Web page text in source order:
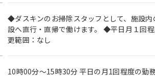
◆ダスキンのお掃除スタッフとして、施設
設へ直行・直帰で働けます。 ◆平日月１回
更範囲：なし
10時00分〜15時30分 平日の月1回程度の勤